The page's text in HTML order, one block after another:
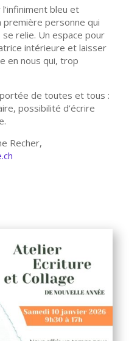
bleu et
personne qui
relie. Un espace pour
intérieure et laisser
en nous qui, trop
de toutes et tous :
possibilité d’écrire
Recher,